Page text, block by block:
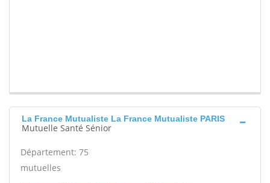
La France Mutualiste La France Mutualiste PARIS
Mutuelle Santé Sénior
Département: 75
mutuelles